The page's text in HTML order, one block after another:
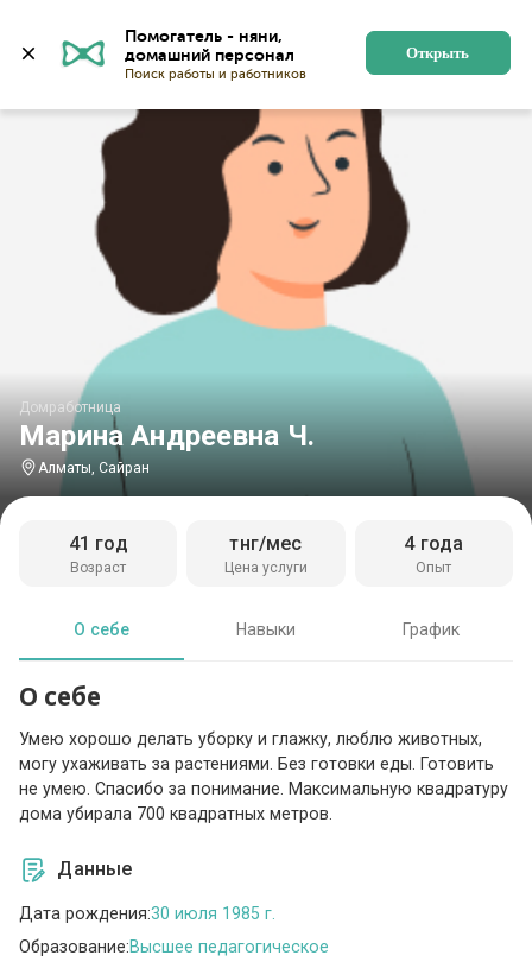
Помогатель - няни,
Поиск работы и работников
Открыть
Марина Андреевна Ч.
Домработница
Алматы, Сайран
Возраст
41 год
Цена услуги
тнг/мес
Опыт
4 года
О себе Навыки График
О себе
Умею хорошо делать уборку и глажку, люблю животных,
могу ухаживать за растениями. Без готовки еды. Готовить
не умею. Спасибо за понимание. Максимальную квадратуру
дома убирала 700 квадратных метров.
Данные
Дата рождения:30 июля 1985 г.
Образование:Высшее педагогическое